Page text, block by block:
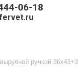
06-18
ручкой